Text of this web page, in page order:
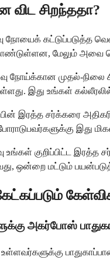
சிறந்ததா?
நோயைக் கட்டுப்படுத்த
மேலும் அவை
நோய்க்கான முதல்-நிலை
இது உங்கள்
இரத்த சர்க்கரை
இது
உங்கள் குறிப்பிட்ட
ஒன்றை மட்டும்
அகர்போஸ்